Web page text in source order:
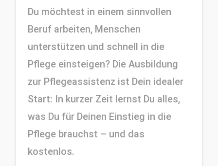
Du möchtest in einem sinnvollen
Beruf arbeiten, Menschen
unterstützen und schnell in die
Pflege einsteigen? Die Ausbildung
zur Pflegeassistenz ist Dein idealer
Start: In kurzer Zeit lernst Du alles,
was Du für Deinen Einstieg in die
Pflege brauchst – und das
kostenlos.